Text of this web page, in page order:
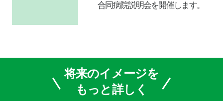
合同病院説明会を開催します。
将来のイメージを
もっと詳しく